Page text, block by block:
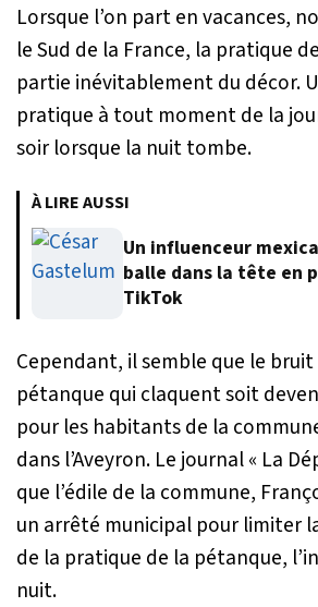
Lorsque l’on part en vacances,
le Sud de la France, la pratique
partie inévitablement du décor.
pratique à tout moment de la
soir lorsque la nuit tombe.
À LIRE AUSSI
Un influenceur
balle dans la tête en
TikTok
Cependant, il semble que le
pétanque qui claquent soit
pour les habitants de la
dans l’Aveyron. Le journal « La
que l’édile de la commune,
un arrêté municipal pour limiter
de la pratique de la pétanque,
nuit.